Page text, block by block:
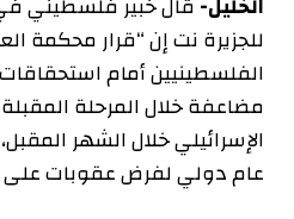
للجزيرة نت إن “قرار محكمة
الفلسطينيين أمام
مضاعفة خلال المرحلة المقبلة
الإسرائيلي خلال الشهر
عام دولي لفرض عقوبات على